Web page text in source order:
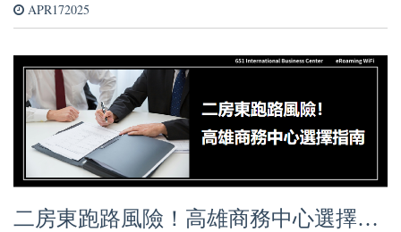
APR172025
二房東跑路風險！高雄商務中心選擇指